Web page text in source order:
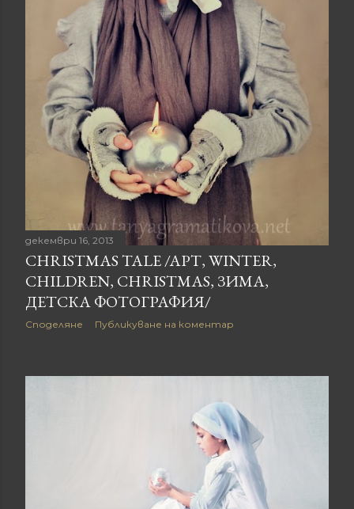
декември 16, 2013
CHRISTMAS TALE /AРТ, WINTER,
CHILDREN, CHRISTMAS, ЗИМА,
ДЕТСКА ФОТОГРАФИЯ/
Споделяне Публикуване на коментар